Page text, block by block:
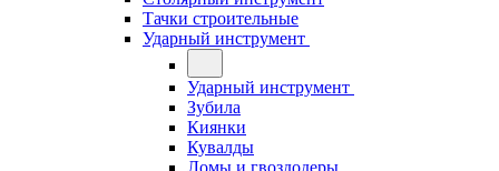
Тачки строительные
Ударный инструмент
Ударный инструмент
Зубила
Киянки
Кувалды
Ломы и гвоздодеры